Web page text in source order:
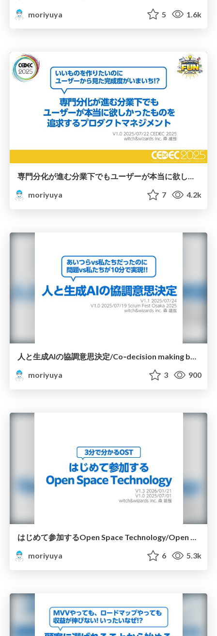
moriyuya
5 1.6k
専門分化が進む分業下でもユーザーが本当に欲しかったものを追求するプロダクトマネジメント/Focus on real user needs despite deep specialization and division of labor
moriyuya
7 4.2k
人と生成AIの協調意思決定/Co‑decision making by people and generative AI
moriyuya
3 900
moriyuya
6 5.3k